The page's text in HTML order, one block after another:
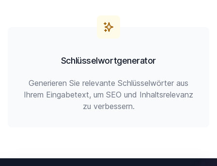
Schlüsselwortgenerator
Generieren Sie relevante Schlüsselwörter aus
Ihrem Eingabetext, um SEO und Inhaltsrelevanz
zu verbessern.